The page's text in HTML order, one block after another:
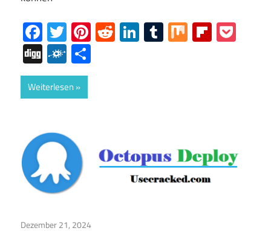
Facebook
Twitter
Pinterest
RedditLinkedIn
Tumblr
Mix
DiggFolkd
Weiterlesen
Dezember 21, 2024